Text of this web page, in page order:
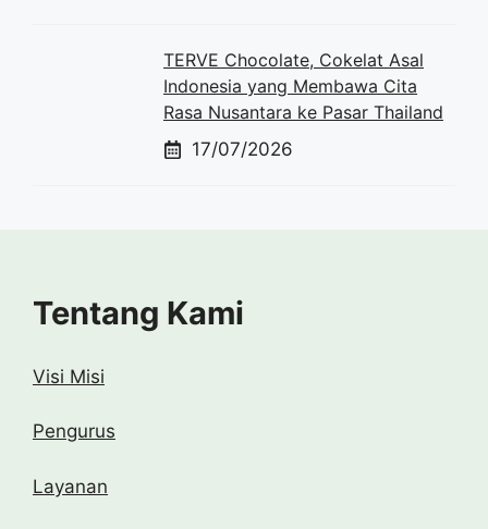
TERVE Chocolate, Cokelat Asal
Indonesia yang Membawa Cita
Rasa Nusantara ke Pasar Thailand
17/07/2026
Tentang Kami
Visi Misi
Pengurus
Layanan